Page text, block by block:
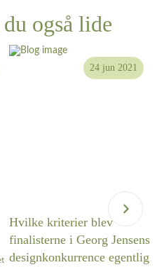
også lide
24 jun 2021
Hvilke kriterier blev
finalisterne i Georg Jensens
designkonkurrence egentlig